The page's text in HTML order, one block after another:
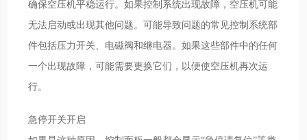
确保空压机平稳运行。如果控制系统出现故障，空压机可能
无法启动或出现其他问题。可能导致问题的常见控制系统部
件包括压力开关、电磁阀和继电器。如果这些部件中的任何
一个出现故障，可能需要更换它们，以便使空压机再次运
行。
急停开关开启